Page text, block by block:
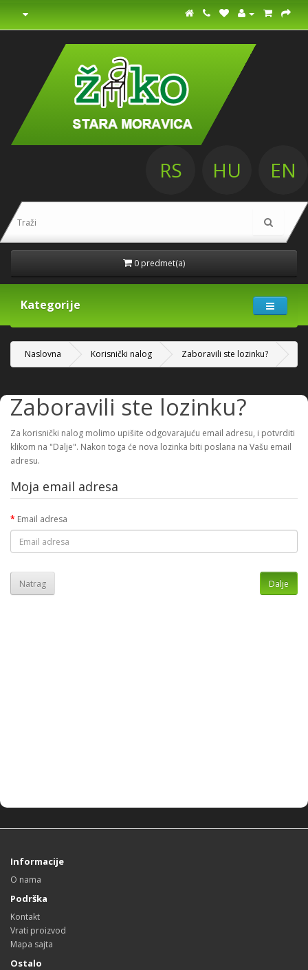
RS HU EN
0 predmet(a)
Kategorije
Naslovna Korisnički nalog Zaboravili ste lozinku?
Zaboravili ste lozinku?
Za korisnički nalog molimo upišite odgovarajuću email adresu, i potvrditi
klikom na "Dalje". Nakon toga će nova lozinka biti poslana na Vašu email
adresu.
Moja email adresa
Email adresa
Natrag
Informacije
O nama
Podrška
Kontakt
Vrati proizvod
Mapa sajta
Ostalo